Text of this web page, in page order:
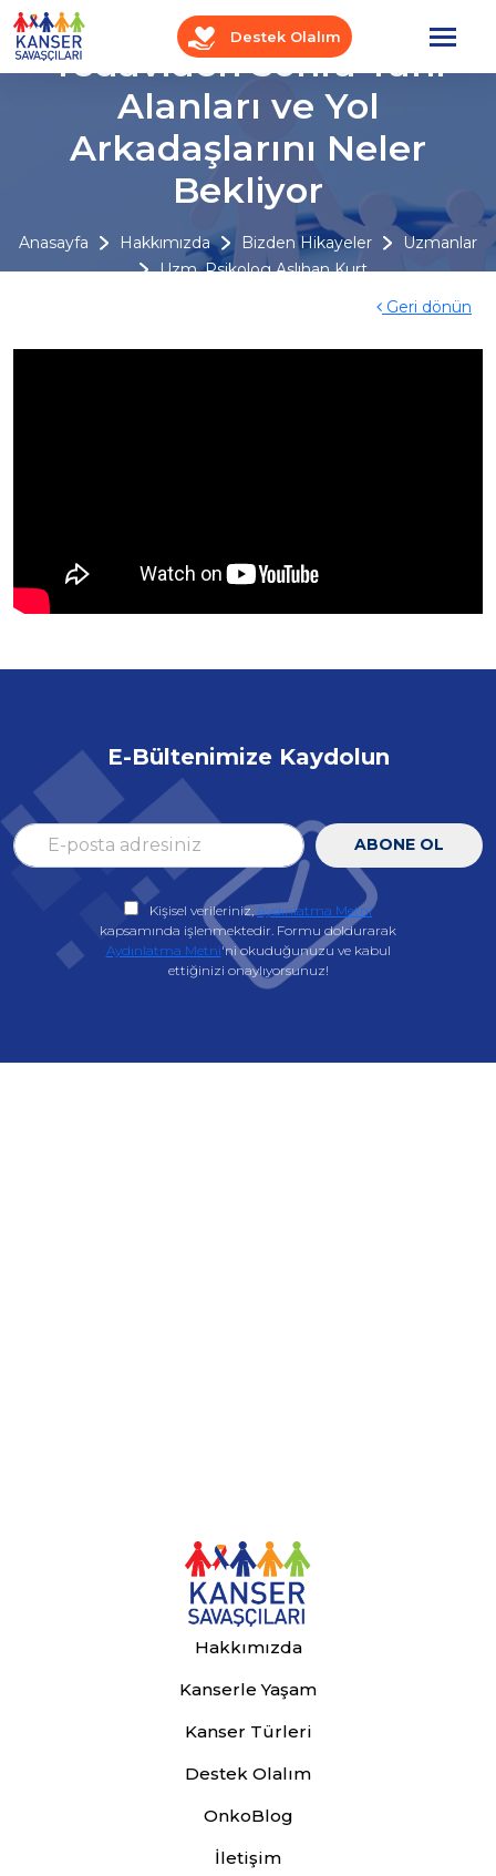
Destek Olalım
Tedaviden Sonra Tanı
Alanları ve Yol
Arkadaşlarını Neler
Bekliyor
Anasayfa Hakkımızda Bizden Hikayeler
Uzmanlar
Uzm. Psikolog Aslıhan Kurt
Geri dönün
E-Bültenimize Kaydolun
ABONE OL
Kişisel verileriniz,Aydınlatma Metni
kapsamında işlenmektedir. Formu doldurarak
Aydınlatma Metni'ni okuduğunuzu ve kabul
ettiğinizi onaylıyorsunuz!
Hakkımızda
Kanserle Yaşam
Kanser Türleri
Destek Olalım
OnkoBlog
İletişim